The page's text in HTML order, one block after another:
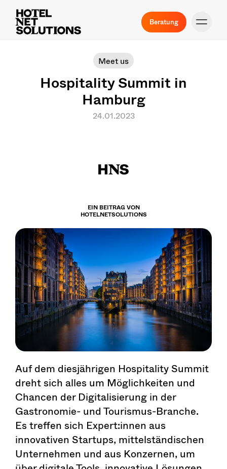
Beratung
Meet us
Hospitality Summit in
Hamburg
24.01.2023
EIN BEITRAG VON
HOTELNETSOLUTIONS
Auf dem diesjährigen Hospitality Summit
dreht sich alles um Möglichkeiten und
Chancen der Digitalisierung in der
Gastronomie- und Tourismus-Branche.
Es treffen sich Expert:innen aus
innovativen Startups, mittelständischen
Unternehmen und aus Konzernen, um